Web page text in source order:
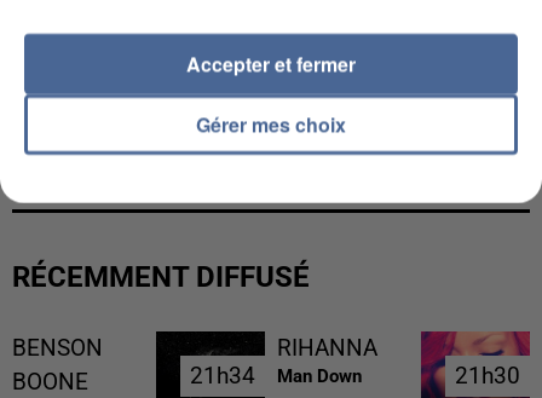
L’UN DES FONDATEURS SUPPOSÉS DE LA DZ
MAFIA INTERPELLÉ EN ALGÉRIE
RÉCEMMENT DIFFUSÉ
BENSON
BOONE
21h34
21h34
RIHANNA
Man Down 21h30
21h30
Gérer mes choix
Accepter et fermer